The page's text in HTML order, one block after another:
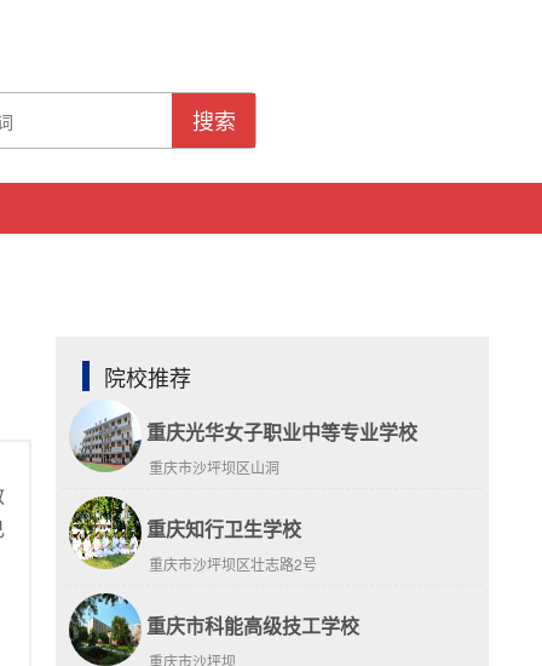
搜索
院校推荐
重庆光华女子职业中等专业学校
重庆市沙坪坝区山洞
重庆知行卫生学校
重庆市沙坪坝区壮志路2号
重庆市科能高级技工学校
重庆市沙坪坝